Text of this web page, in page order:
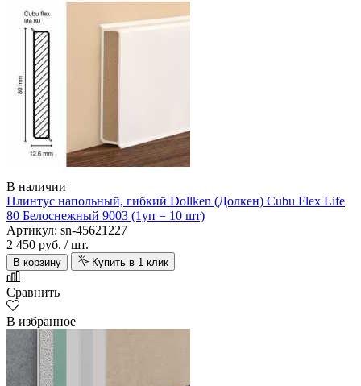
В наличии
Плинтус напольный, гибкий Dollken (Долкен) Cubu Flex Life
80 Белоснежный 9003 (1уп = 10 шт)
Артикул: sn-45621227
2 450 руб. / шт.
В корзину Купить в 1 клик
Сравнить
В избранное